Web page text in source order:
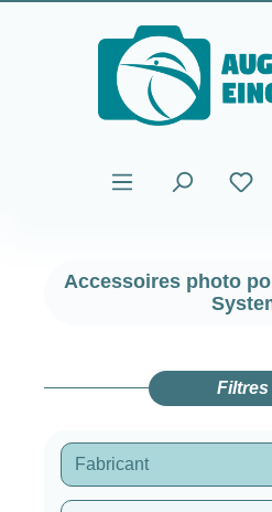
Passer au contenu principal
Accessoires photo
Filtres
Fabricant